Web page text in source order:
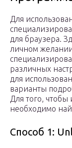
Для
для браузера.
личном
различных
для
варианты
Для того,
необходимо
Способ 1: